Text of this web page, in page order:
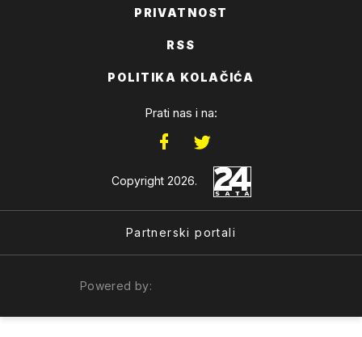
PRIVATNOST
RSS
POLITIKA KOLAČIĆA
Prati nas i na:
Copyright 2026.
Partnerski portali
Powered by: